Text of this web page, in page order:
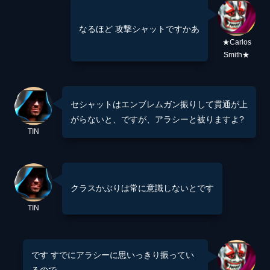
★Carlos
Smith★
なるほど 攻撃シャットですかあ
TIN
セシャットはエンブレムガン振りして貫通が上
がらないと、ですが、アラシーと被りますよ?
TIN
クラスかぶりは常に意識しないとです
です すでにアラシーに思いっきり振ってい